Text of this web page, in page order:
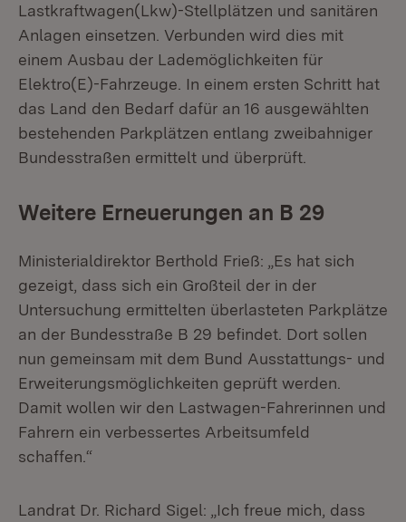
Lastkraftwagen(Lkw)-Stellplätzen und sanitären
Anlagen einsetzen. Verbunden wird dies mit
einem Ausbau der Lademöglichkeiten für
Elektro(E)-Fahrzeuge. In einem ersten Schritt hat
das Land den Bedarf dafür an 16 ausgewählten
bestehenden Parkplätzen entlang zweibahniger
Bundesstraßen ermittelt und überprüft.
Weitere Erneuerungen an B 29
Ministerialdirektor Berthold Frieß: „Es hat sich
gezeigt, dass sich ein Großteil der in der
Untersuchung ermittelten überlasteten Parkplätze
an der Bundesstraße B 29 befindet. Dort sollen
nun gemeinsam mit dem Bund Ausstattungs- und
Erweiterungsmöglichkeiten geprüft werden.
Damit wollen wir den Lastwagen-Fahrerinnen und
Fahrern ein verbessertes Arbeitsumfeld
schaffen.“
Landrat Dr. Richard Sigel: „Ich freue mich, dass